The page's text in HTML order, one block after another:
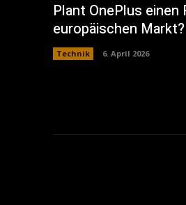
Plant OnePlus einen
europäischen Markt?
Technik 6. April 2026